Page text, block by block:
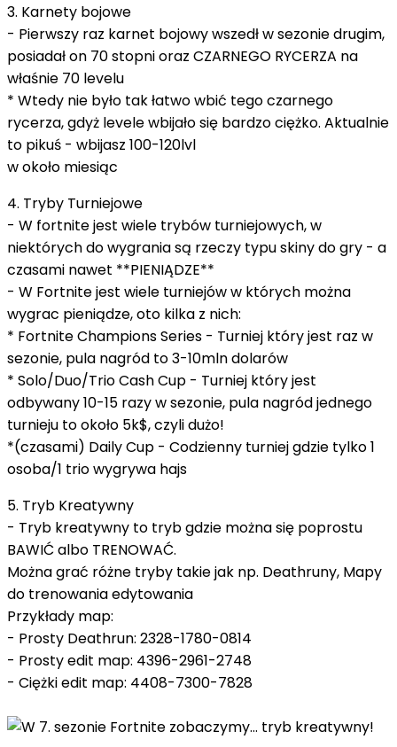
3. Karnety bojowe
- Pierwszy raz karnet bojowy wszedł w sezonie drugim,
posiadał on 70 stopni oraz CZARNEGO RYCERZA na
właśnie 70 levelu
* Wtedy nie było tak łatwo wbić tego czarnego
rycerza, gdyż levele wbijało się bardzo ciężko. Aktualnie
to pikuś - wbijasz 100-120lvl
w około miesiąc
4. Tryby Turniejowe
- W fortnite jest wiele trybów turniejowych, w
niektórych do wygrania są rzeczy typu skiny do gry - a
czasami nawet **PIENIĄDZE**
- W Fortnite jest wiele turniejów w których można
wygrac pieniądze, oto kilka z nich:
* Fortnite Champions Series - Turniej który jest raz w
sezonie, pula nagród to 3-10mln dolarów
* Solo/Duo/Trio Cash Cup - Turniej który jest
odbywany 10-15 razy w sezonie, pula nagród jednego
turnieju to około 5k$, czyli dużo!
*(czasami) Daily Cup - Codzienny turniej gdzie tylko 1
osoba/1 trio wygrywa hajs
5. Tryb Kreatywny
- Tryb kreatywny to tryb gdzie można się poprostu
BAWIĆ albo TRENOWAĆ.
Można grać różne tryby takie jak np. Deathruny, Mapy
do trenowania edytowania
Przykłady map:
- Prosty Deathrun: 2328-1780-0814
- Prosty edit map: 4396-2961-2748
- Ciężki edit map: 4408-7300-7828